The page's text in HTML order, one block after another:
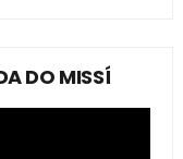
DO MISSÍ